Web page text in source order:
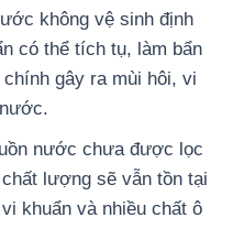
không vệ sinh định
có thể tích tụ, làm bẩn
gây ra mùi hôi, vi
nước chưa được lọc
lượng sẽ vẫn tồn tại
khuẩn và nhiều chất ô